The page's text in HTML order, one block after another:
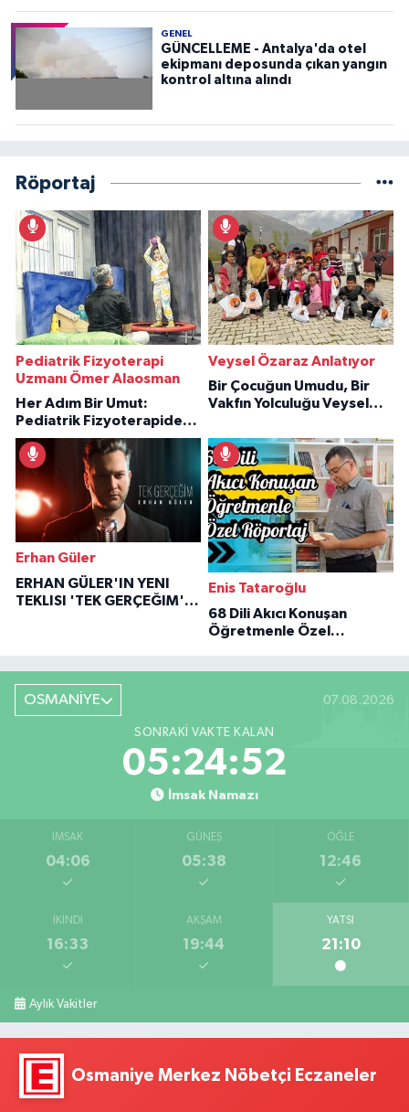
GENEL
GÜNCELLEME - Antalya'da otel
ekipmanı deposunda çıkan yangın
kontrol altına alındı
Röportaj
Pediatrik Fizyoterapi
Uzmanı Ömer Alaosman
Her Adım Bir Umut:
Pediatrik Fizyoterapiden
İlham Veren Hikâyeler
Veysel Özaraz Anlatıyor
Bir Çocuğun Umudu, Bir
Vakfın Yolculuğu Veysel
Erhan Güler
ERHAN GÜLER'IN YENI
TEKLISI 'TEK GERÇEĞIM'LE
Enis Tataroğlu
68 Dili Akıcı Konuşan
Öğretmenle Özel
OSMANİYE 07.08.2026
SONRAKI VAKTE KALAN
05:24:51
İmsak Namazı
İMSAK
04:06
GÜNEŞ
05:38
ÖĞLE
12:46
İKINDI
16:33
AKŞAM
19:44
YATSI
21:10
Aylık Vakitler
Osmaniye Merkez Nöbetçi Eczaneler